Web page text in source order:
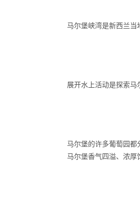
马尔堡峡湾是新西兰
展开水上活动是探索
马尔堡的许多葡萄园
马尔堡香气四溢、浓厚